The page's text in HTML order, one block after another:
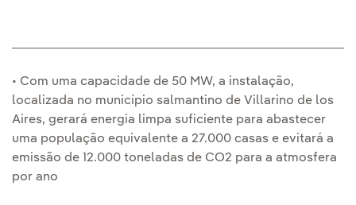
• Com uma capacidade de 50 MW, a instalação,
localizada no município salmantino de Villarino de los
Aires, gerará energia limpa suficiente para abastecer
uma população equivalente a 27.000 casas e evitará a
emissão de 12.000 toneladas de CO2 para a atmosfera
por ano